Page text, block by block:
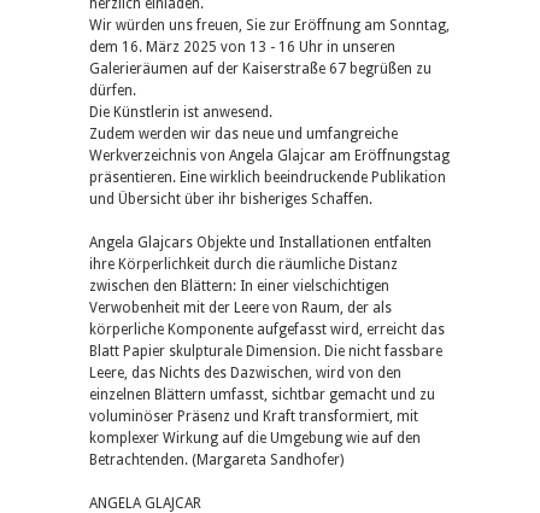
Wir würden uns freuen, Sie zur Eröffnung am Sonntag,
dem 16. März 2025 von 13 - 16 Uhr in unseren
Galerieräumen auf der Kaiserstraße 67 begrüßen zu
dürfen.
Die Künstlerin ist anwesend.
Zudem werden wir das neue und umfangreiche
Werkverzeichnis von Angela Glajcar am Eröffnungstag
präsentieren. Eine wirklich beeindruckende Publikation
und Übersicht über ihr bisheriges Schaffen.
Angela Glajcars Objekte und Installationen entfalten
ihre Körperlichkeit durch die räumliche Distanz
zwischen den Blättern: In einer vielschichtigen
Verwobenheit mit der Leere von Raum, der als
körperliche Komponente aufgefasst wird, erreicht das
Blatt Papier skulpturale Dimension. Die nicht fassbare
Leere, das Nichts des Dazwischen, wird von den
einzelnen Blättern umfasst, sichtbar gemacht und zu
voluminöser Präsenz und Kraft transformiert, mit
komplexer Wirkung auf die Umgebung wie auf den
Betrachtenden. (Margareta Sandhofer)
ANGELA GLAJCAR